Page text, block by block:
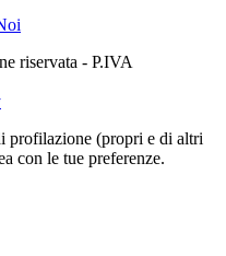
riservata - P.IVA
profilazione (propri e di altri
con le tue preferenze.